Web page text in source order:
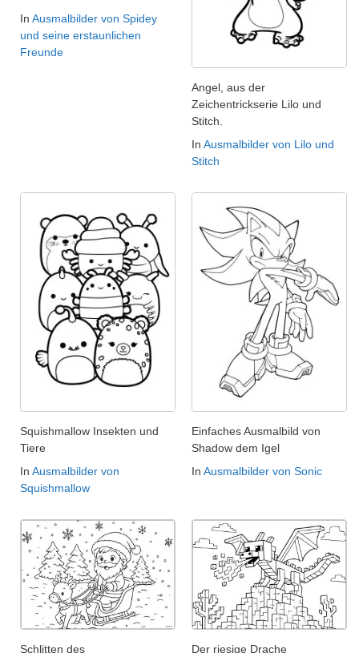
In Ausmalbilder von Spidey
und seine erstaunlichen
Freunde
Angel, aus der
Zeichentrickserie Lilo und
Stitch.
In Ausmalbilder von Lilo und
Stitch
Squishmallow Insekten und
Tiere
In Ausmalbilder von
Squishmallow
Einfaches Ausmalbild von
Shadow dem Igel
In Ausmalbilder von Sonic
Schlitten des
Der riesige Drache